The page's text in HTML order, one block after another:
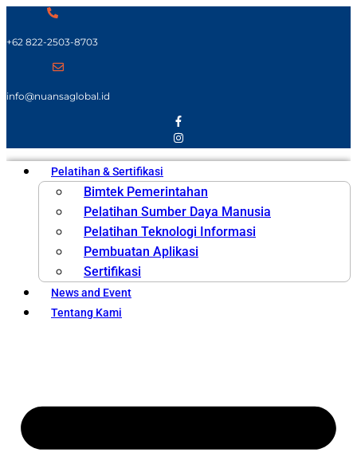
+62 822-2503-8703
info@nuansaglobal.id
Pelatihan & Sertifikasi
Bimtek Pemerintahan
Pelatihan Sumber Daya Manusia
Pelatihan Teknologi Informasi
Pembuatan Aplikasi
Sertifikasi
News and Event
Tentang Kami